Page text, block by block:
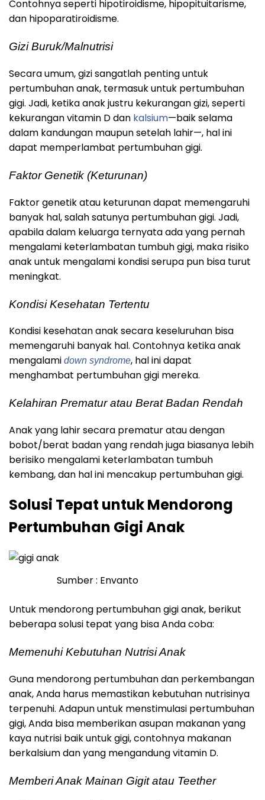
Contohnya seperti hipotiroidisme, hipopituitarisme,
dan hipoparatiroidisme.
Gizi Buruk/Malnutrisi
Secara umum, gizi sangatlah penting untuk
pertumbuhan anak, termasuk untuk pertumbuhan
gigi. Jadi, ketika anak justru kekurangan gizi, seperti
kekurangan vitamin D dan kalsium—baik selama
dalam kandungan maupun setelah lahir—, hal ini
dapat memperlambat pertumbuhan gigi.
Faktor Genetik (Keturunan)
Faktor genetik atau keturunan dapat memengaruhi
banyak hal, salah satunya pertumbuhan gigi. Jadi,
apabila dalam keluarga ternyata ada yang pernah
mengalami keterlambatan tumbuh gigi, maka risiko
anak untuk mengalami kondisi serupa pun bisa turut
meningkat.
Kondisi Kesehatan Tertentu
Kondisi kesehatan anak secara keseluruhan bisa
memengaruhi banyak hal. Contohnya ketika anak
mengalami down syndrome, hal ini dapat
menghambat pertumbuhan gigi mereka.
Kelahiran Prematur atau Berat Badan Rendah
Anak yang lahir secara prematur atau dengan
bobot/berat badan yang rendah juga biasanya lebih
berisiko mengalami keterlambatan tumbuh
kembang, dan hal ini mencakup pertumbuhan gigi.
Solusi Tepat untuk Mendorong
Pertumbuhan Gigi Anak
Sumber : Envanto
Untuk mendorong pertumbuhan gigi anak, berikut
beberapa solusi tepat yang bisa Anda coba:
Memenuhi Kebutuhan Nutrisi Anak
Guna mendorong pertumbuhan dan perkembangan
anak, Anda harus memastikan kebutuhan nutrisinya
terpenuhi. Adapun untuk menstimulasi pertumbuhan
gigi, Anda bisa memberikan asupan makanan yang
kaya nutrisi baik untuk gigi, contohnya makanan
berkalsium dan yang mengandung vitamin D.
Memberi Anak Mainan Gigit atau Teether